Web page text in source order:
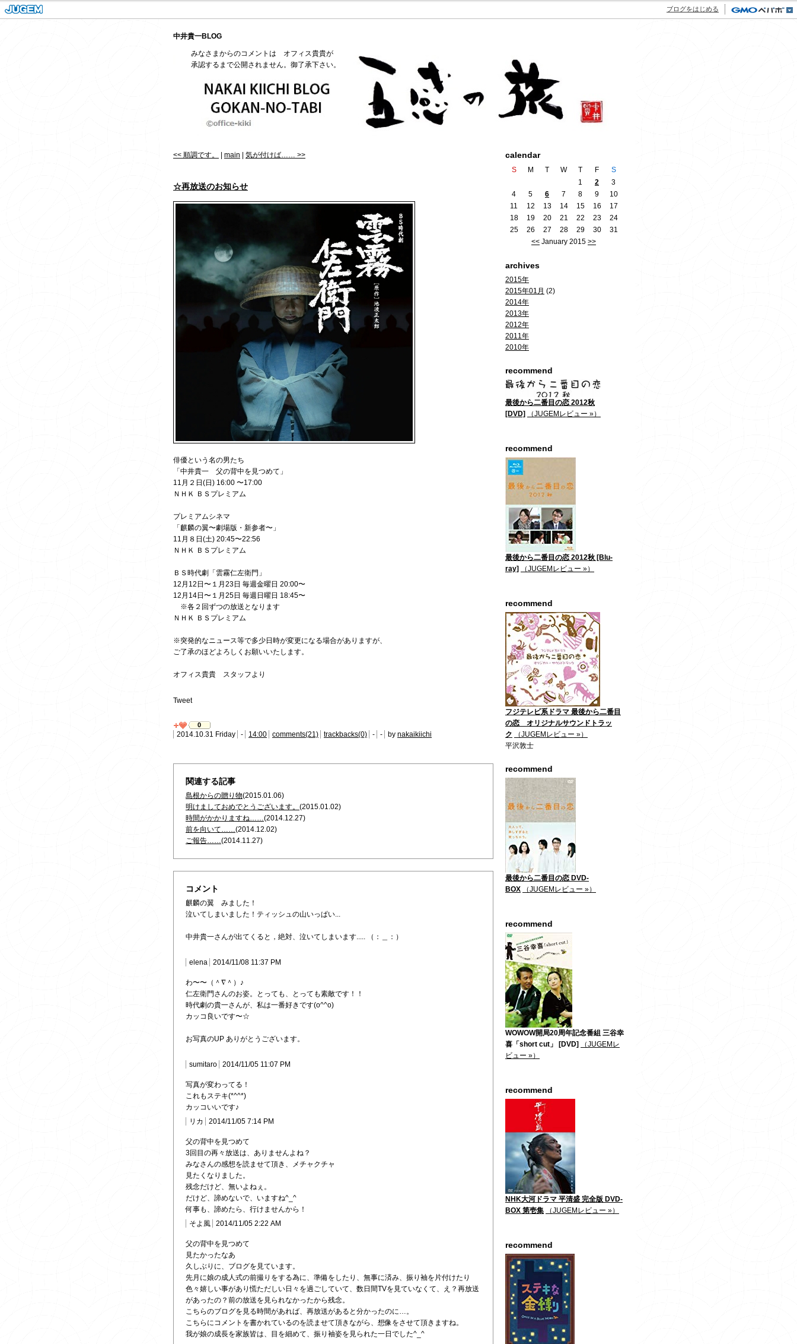
ブログをはじめる
中井貴一BLOG
みなさまからのコメントは オフィス貴貴が
承認するまで公開されません。御了承下さい。
<< 順調です。 main 気が付けば…… >>
☆再放送のお知らせ
俳優という名の男たち
「中井貴一 父の背中を見つめて」
11月２日(日) 16:00 〜17:00
ＮＨＫ ＢＳプレミアム
プレミアムシネマ
「麒麟の翼〜劇場版・新参者〜」
11月８日(土) 20:45〜22:56
ＮＨＫ ＢＳプレミアム
ＢＳ時代劇「雲霧仁左衛門」
12月12日〜１月23日 毎週金曜日 20:00〜
12月14日〜１月25日 毎週日曜日 18:45〜
※各２回ずつの放送となります
ＮＨＫ ＢＳプレミアム
※突発的なニュース等で多少日時が変更になる場合がありますが、
ご了承のほどよろしくお願いいたします。
オフィス貴貴 スタッフより
Tweet
0
2014.10.31 Friday - 14:00 comments(21) trackbacks(0) - - by nakaikiichi
関連する記事
島根からの贈り物(2015.01.06)
明けましておめでとうございます。 (2015.01.02)
時間がかかりますね……(2014.12.27)
前を向いて……(2014.12.02)
ご報告……(2014.11.27)
コメント
麒麟の翼 みました！
泣いてしまいました！ティッシュの山いっぱい...
中井貴一さんが出てくると，絶対、泣いてしまいます..... （：＿：）
elena 2014/11/08 11:37 PM
わ〜〜（＾∇＾）♪
仁左衛門さんのお姿。とっても、とっても素敵です！！
時代劇の貴一さんが、私は一番好きです(o^^o)
カッコ良いです〜☆
お写真のUP ありがとうございます。
sumitaro 2014/11/05 11:07 PM
写真が変わってる！
これもステキ(*^^*)
カッコいいです♪
リカ
2014/11/05 7:14 PM
父の背中を見つめて
3回目の再々放送は、ありませんよね？
みなさんの感想を読ませて頂き、メチャクチャ
見たくなりました。
残念だけど、無いよねぇ。
だけど、諦めないで、いますね^_^
何事も、諦めたら、行けませんから！
そよ風
2014/11/05 2:22 AM
父の背中を見つめて
見たかったなあ
久しぶりに、ブログを見ています。
先月に娘の成人式の前撮りをする為に、準備をしたり、無事に済み、振り袖を片付けたり
色々嬉しい事があり慌ただしい日々を過ごしていて、数日間TVを見ていなくて、え？再放送
があったの？前の放送を見られなかったから残念。
こちらのブログを見る時間があれば、再放送があると分かったのに…。
こちらにコメントを書かれているのを読ませて頂きながら、想像をさせて頂きますね。
我が娘の成長を家族皆は、目を細めて、振り袖姿を見られた一日でした^_^
calendar
S M T W T F
S
1
2
3
4
5 6 7 8 9
10
11
12 13 14 15 16
17
18
19 20 21 22 23
24
25
26 27 28 29 30
31
<< January 2015 >>
archives
2015年
2015年01月 (2)
2014年
2013年
2012年
2011年
2010年
recommend
最後から二番目の恋 2012秋
[DVD]
（JUGEMレビュー »）
recommend
最後から二番目の恋 2012秋 [Blu-
ray]
（JUGEMレビュー »）
recommend
フジテレビ系ドラマ 最後から二番目
の恋 オリジナルサウンドトラッ
ク
（JUGEMレビュー »）
平沢敦士
recommend
最後から二番目の恋 DVD-
BOX
（JUGEMレビュー »）
recommend
WOWOW開局20周年記念番組 三谷幸
喜「short cut」 [DVD]
（JUGEMレ
ビュー »）
recommend
NHK大河ドラマ 平清盛 完全版 DVD-
BOX 第壱集
（JUGEMレビュー »）
recommend